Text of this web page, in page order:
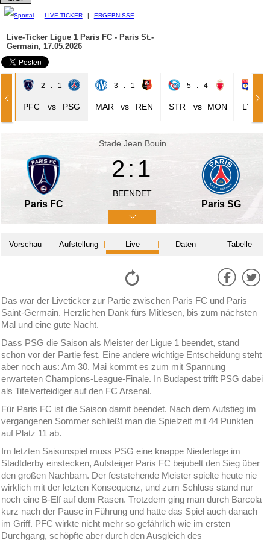
LIVE-TICKER | ERGEBNISSE
Live-Ticker Ligue 1 Paris FC - Paris St.-
Germain, 17.05.2026
2 : 1
PFC vs PSG
3 : 1
MAR vs REN
5 : 4
STR vs MON LYO
Stade Jean Bouin
Paris FC
2:1
BEENDET
Paris SG
Vorschau Aufstellung Live Daten Tabelle
Das war der Liveticker zur Partie zwischen Paris FC und Paris
Saint-Germain. Herzlichen Dank fürs Mitlesen, bis zum nächsten
Mal und eine gute Nacht.
Dass PSG die Saison als Meister der Ligue 1 beendet, stand
schon vor der Partie fest. Eine andere wichtige Entscheidung steht
aber noch aus: Am 30. Mai kommt es zum mit Spannung
erwarteten Champions-League-Finale. In Budapest trifft PSG dabei
als Titelverteidiger auf den FC Arsenal.
Für Paris FC ist die Saison damit beendet. Nach dem Aufstieg im
vergangenen Sommer schließt man die Spielzeit mit 44 Punkten
auf Platz 11 ab.
Im letzten Saisonspiel muss PSG eine knappe Niederlage im
Stadtderby einstecken, Aufsteiger Paris FC bejubelt den Sieg über
den großen Nachbarn. Der feststehende Meister spielte heute nie
wirklich mit der letzten Konsequenz, und zum Schluss stand nur
noch eine B-Elf auf dem Rasen. Trotzdem ging man durch Barcola
kurz nach der Pause in Führung und hatte das Spiel auch danach
im Griff. PFC wirkte nicht mehr so gefährlich wie im ersten
Durchgang, schöpfte aber durch den Ausgleich des